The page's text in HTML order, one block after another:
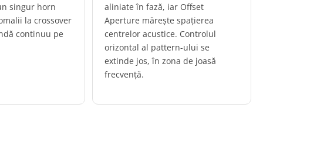
singur horn
la crossover
continuu pe
aliniate în fază, iar Offset
Aperture mărește spațierea
centrelor acustice. Controlul
orizontal al pattern-ului se
extinde jos, în zona de joasă
frecvență.